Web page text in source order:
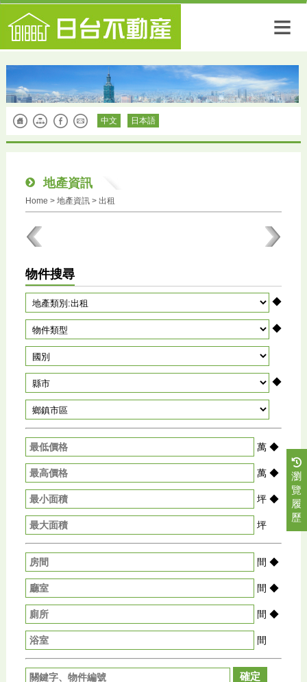
≡
中文 日本語
地產資訊
Home > 地產資訊> 出租
物件搜尋
◆
◆
◆
萬◆
萬◆
坪◆
坪
間◆
間◆
間◆
間
確定
瀏
覽
履
歷